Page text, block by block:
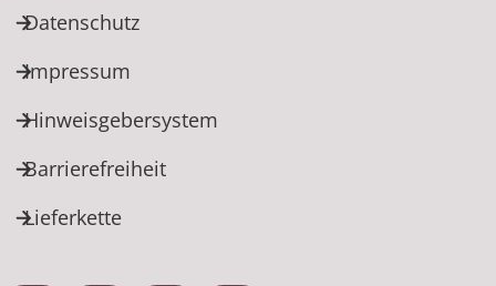
Datenschutz
Impressum
Hinweisgebersystem
Barrierefreiheit
Lieferkette